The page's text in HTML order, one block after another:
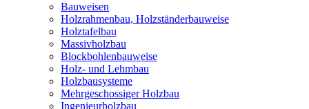
Bauweisen
Holzrahmenbau, Holzständerbauweise
Holztafelbau
Massivholzbau
Blockbohlenbauweise
Holz- und Lehmbau
Holzbausysteme
Mehrgeschossiger Holzbau
Ingenieurholzbau